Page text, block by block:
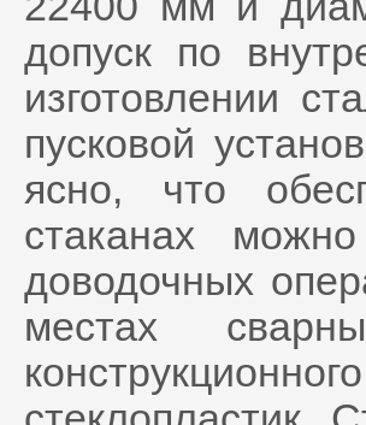
допуск по
изготовлении
пусковой
ясно, что
стаканах
доводочных
местах